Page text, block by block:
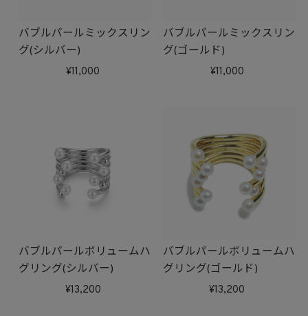
バブルパールミックスリン
グ(シルバー)
11,000
バブルパールミックスリン
グ(ゴールド)
11,000
バブルパールボリュームハ
グリング(シルバー)
13,200
バブルパールボリュームハ
グリング(ゴールド)
13,200